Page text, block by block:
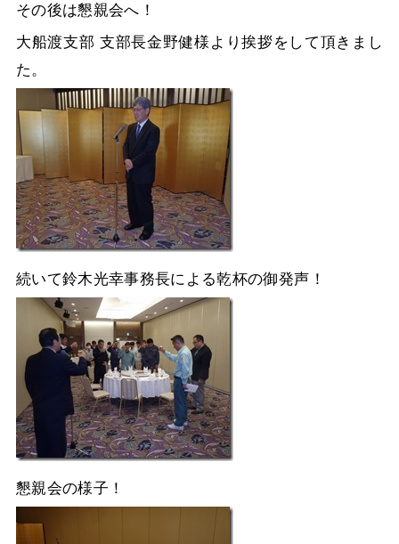
その後は懇親会へ！
大船渡支部 支部長金野健様より挨拶をして頂きまし
た。
続いて鈴木光幸事務長による乾杯の御発声！
懇親会の様子！